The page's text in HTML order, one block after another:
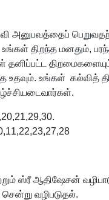
அனுபவத்தைப்
திறந்த மனதும்,
உதவும். உங்கள் கல்வித்
ஸ்ரீ ஆதிஷேசன்
வழிபடுதல்.